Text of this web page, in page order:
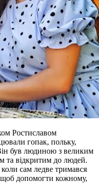
Ростиславом
гопак, польку,
був людиною з великим
та відкритим до людей.
сам ледве тримався
допомогти кожному,